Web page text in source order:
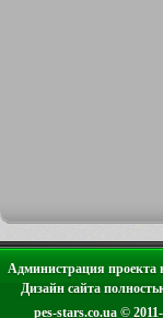
Администрация проекта
Дизайн сайта
pes-stars.co.ua ©